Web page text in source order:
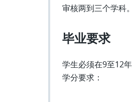
审核两到三个学科
毕业要求
学生必须在9至12
学分要求：